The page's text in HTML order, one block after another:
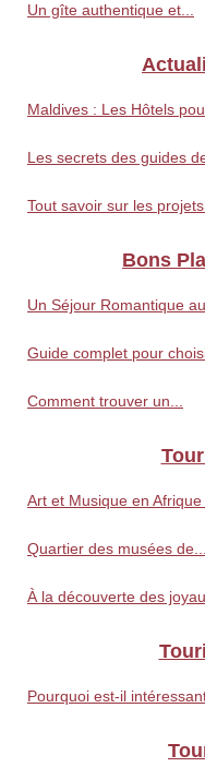
Un gîte authentique et...
Maldives : Les Hôtels
Les secrets des guides
Tout savoir sur les
Bons
Un Séjour Romantique
Guide complet pour
Comment trouver un...
Art et Musique en Afrique
Quartier des musées de...
À la découverte des
Pourquoi est-il